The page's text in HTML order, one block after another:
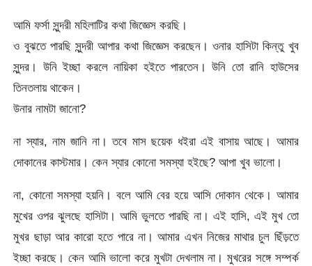
আমি ফর্সা সুন্দরী মহিলাটির কথা জিজ্ঞেস করছি।
ও বুঝতে পারছি সুন্দরী আপার কথা জিজ্ঞেস করছেন। ওনার হাসিটা কিন্তু খুব
সুন্দর। উনি ইচ্ছা করলে নায়িকা হইতে পারতেন। উনি তো রানি হাউসের
তিনতলায় থাকেন।
উনার নামটা জানো?
না স্যার, নাম জানি না। তবে মাস ছয়েক ধইরা এই বাসায় আছে। আমার
দোকানের কাস্টমার। কেন স্যার কোনো সমস্যা হইছে? আপা খুব ভালো।
না, কোনো সমস্যা হয়নি। বলে আমি বের হয়ে আসি দোকান থেকে। আমার
মুখের ওপর ঝুলছে হাসিটা। আমি ভুলতে পারছি না। এই হাসি, এই মুখ তো
মুখর ছাড়া আর কারো হতে পারে না। আমার এখন নিজের মাথার চুল ছিঁড়তে
ইচ্ছা করছে। কেন আমি ভালো করে মুখটা দেখলাম না। মুখরের সঙ্গে সম্পর্ক